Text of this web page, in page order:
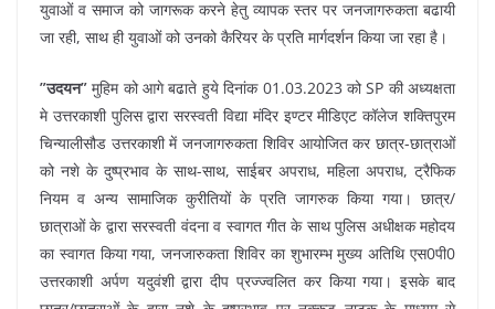
युवाओं व समाज को जागरूक करने हेतु व्यापक स्तर पर जनजागरुकता बढायी
जा रही, साथ ही युवाओं को उनको कैरियर के प्रति मार्गदर्शन किया जा रहा है।
”उदयन” मुहिम को आगे बढाते हुये दिनांक 01.03.2023 को SP की अध्यक्षता
मे उत्तरकाशी पुलिस द्वारा सरस्वती विद्या मंदिर इण्टर मीडिएट कॉलेज शक्तिपुरम
चिन्यालीसौड उत्तरकाशी में जनजागरुकता शिविर आयोजित कर छात्र-छात्राओं
को नशे के दुष्प्रभाव के साथ-साथ, साईबर अपराध, महिला अपराध, ट्रैफिक
नियम व अन्य सामाजिक कुरीतियों के प्रति जागरुक किया गया। छात्र/
छात्राओं के द्वारा सरस्वती वंदना व स्वागत गीत के साथ पुलिस अधीक्षक महोदय
का स्वागत किया गया, जनजारुकता शिविर का शुभारम्भ मुख्य अतिथि एस0पी0
उत्तरकाशी अर्पण यदुवंशी द्वारा दीप प्रज्ज्वलित कर किया गया। इसके बाद